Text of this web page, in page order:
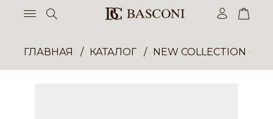
ГЛАВНАЯ КАТАЛОГ NEW COLLECTION